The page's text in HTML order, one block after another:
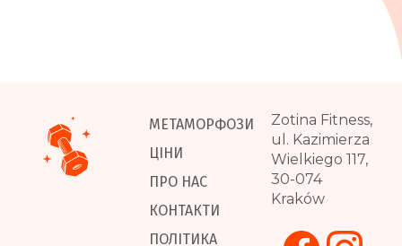
МЕТАМОРФОЗИ
ЦІНИ
ПРО НАС
КОНТАКТИ
ПОЛІТИКА
Zotina Fitness,
ul. Kazimierza
Wielkiego 117,
30-074
Kraków